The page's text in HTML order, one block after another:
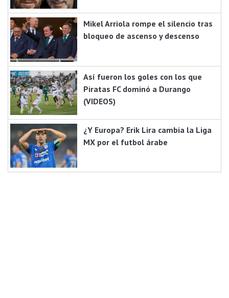
Mikel Arriola rompe el silencio tras
bloqueo de ascenso y descenso
Así fueron los goles con los que
Piratas FC dominó a Durango
(VIDEOS)
¿Y Europa? Erik Lira cambia la Liga
MX por el futbol árabe